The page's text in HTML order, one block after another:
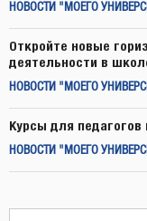
НОВОСТИ "МОЕГО
Откройте новые
деятельности в
НОВОСТИ "МОЕГО
Курсы для педагогов
НОВОСТИ "МОЕГО